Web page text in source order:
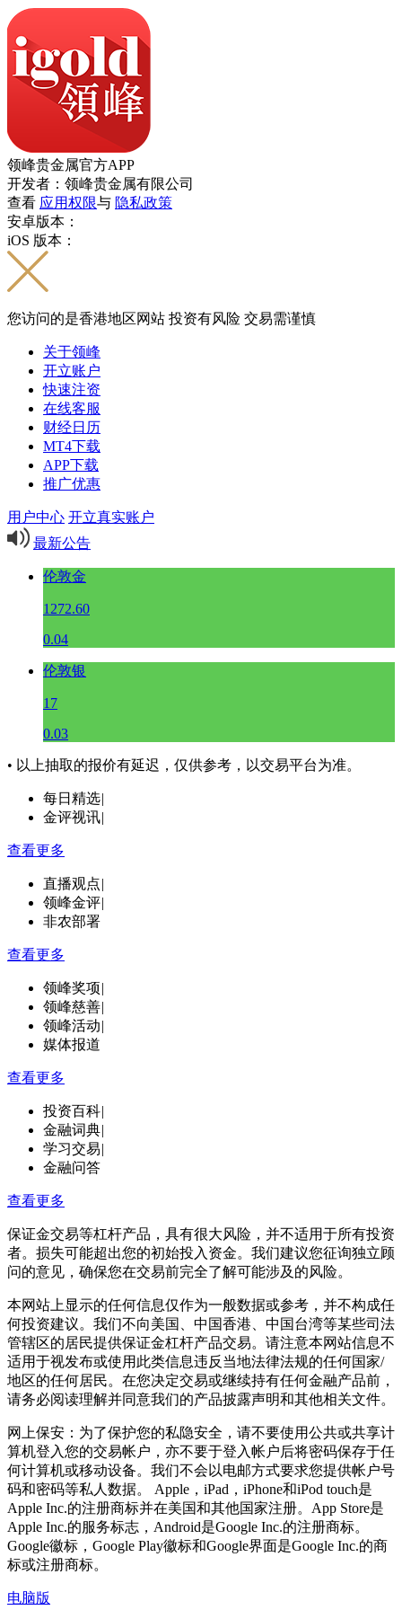
领峰贵金属官方APP
开发者：领峰贵金属有限公司
查看 应用权限与 隐私政策
安卓版本：
iOS 版本：
您访问的是香港地区网站 投资有风险 交易需谨慎
关于领峰
开立账户
快速注资
在线客服
财经日历
MT4下载
APP下载
推广优惠
用户中心 开立真实账户
最新公告
伦敦金
1272.60
0.04
伦敦银
17
0.03
• 以上抽取的报价有延迟，仅供参考，以交易平台为准。
每日精选|
金评视讯|
查看更多
直播观点|
领峰金评|
非农部署
查看更多
领峰奖项|
领峰慈善|
领峰活动|
媒体报道
查看更多
投资百科|
金融词典|
学习交易|
金融问答
查看更多
保证金交易等杠杆产品，具有很大风险，并不适用于所有投资
者。损失可能超出您的初始投入资金。我们建议您征询独立顾
问的意见，确保您在交易前完全了解可能涉及的风险。
本网站上显示的任何信息仅作为一般数据或参考，并不构成任
何投资建议。我们不向美国、中国香港、中国台湾等某些司法
管辖区的居民提供保证金杠杆产品交易。请注意本网站信息不
适用于视发布或使用此类信息违反当地法律法规的任何国家/
地区的任何居民。在您决定交易或继续持有任何金融产品前，
请务必阅读理解并同意我们的产品披露声明和其他相关文件。
网上保安：为了保护您的私隐安全，请不要使用公共或共享计
算机登入您的交易帐户，亦不要于登入帐户后将密码保存于任
何计算机或移动设备。我们不会以电邮方式要求您提供帐户号
码和密码等私人数据。 Apple，iPad，iPhone和iPod touch是
Apple Inc.的注册商标并在美国和其他国家注册。App Store是
Apple Inc.的服务标志，Android是Google Inc.的注册商标。
Google徽标，Google Play徽标和Google界面是Google Inc.的商
标或注册商标。
电脑版